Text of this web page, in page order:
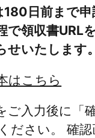
日前まで申
で領収書URL
せいたします。
はこちら
ご入力後に「
ださい。 確